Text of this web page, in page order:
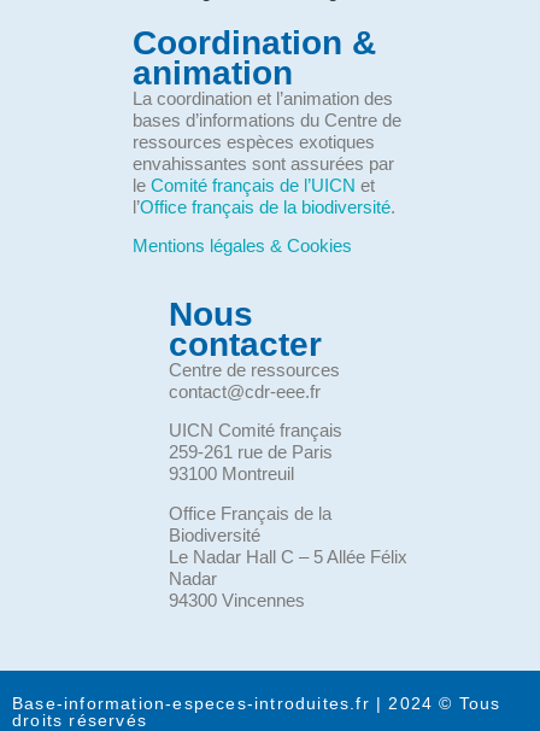
Coordination &
animation
La coordination et l’animation des
bases d’informations du Centre de
ressources espèces exotiques
envahissantes sont assurées par
le Comité français de l’UICN et
l’Office français de la biodiversité.
Mentions légales & Cookies
Nous
contacter
Centre de ressources
contact@cdr-eee.fr
UICN Comité français
259-261 rue de Paris
93100 Montreuil
Office Français de la
Biodiversité
Le Nadar Hall C – 5 Allée Félix
Nadar
94300 Vincennes
Base-information-especes-introduites.fr | 2024 © Tous
droits réservés